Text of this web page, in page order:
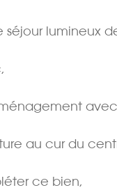
séjour lumineux
au cur du
ce bien,